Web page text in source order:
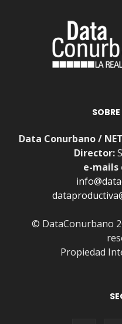
Data Conurbano /
Director:
e-mails
© DataConurbano
Propiedad